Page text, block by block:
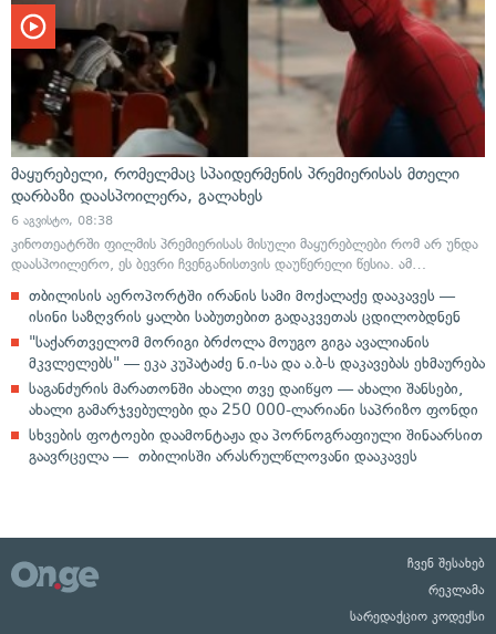
მაყურებელი, რომელმაც სპაიდერმენის პრემიერისას მთელი
დარბაზი დაასპოილერა, გალახეს
6 აგვისტო, 08:38
კინოთეატრში ფილმის პრემიერისას მისული მაყურებლები რომ არ უნდა
დაასპოილერო, ეს ბევრი ჩვენგანისთვის დაუწერელი წესია. ამ…
თბილისის აეროპორტში ირანის სამი მოქალაქე დააკავეს —
ისინი საზღვრის ყალბი საბუთებით გადაკვეთას ცდილობდნენ
"საქართველომ მორიგი ბრძოლა მოუგო გიგა ავალიანის
მკვლელებს" — ეკა კუპატაძე ნ.ი-სა და ა.ბ-ს დაკავებას ეხმაურება
საგანძურის მარათონში ახალი თვე დაიწყო — ახალი შანსები,
ახალი გამარჯვებულები და 250 000-ლარიანი საპრიზო ფონდი
სხვების ფოტოები დაამონტაჟა და პორნოგრაფიული შინაარსით
გაავრცელა — თბილისში არასრულწლოვანი დააკავეს
ჩვენ შესახებ
რეკლამა
სარედაქციო კოდექსი